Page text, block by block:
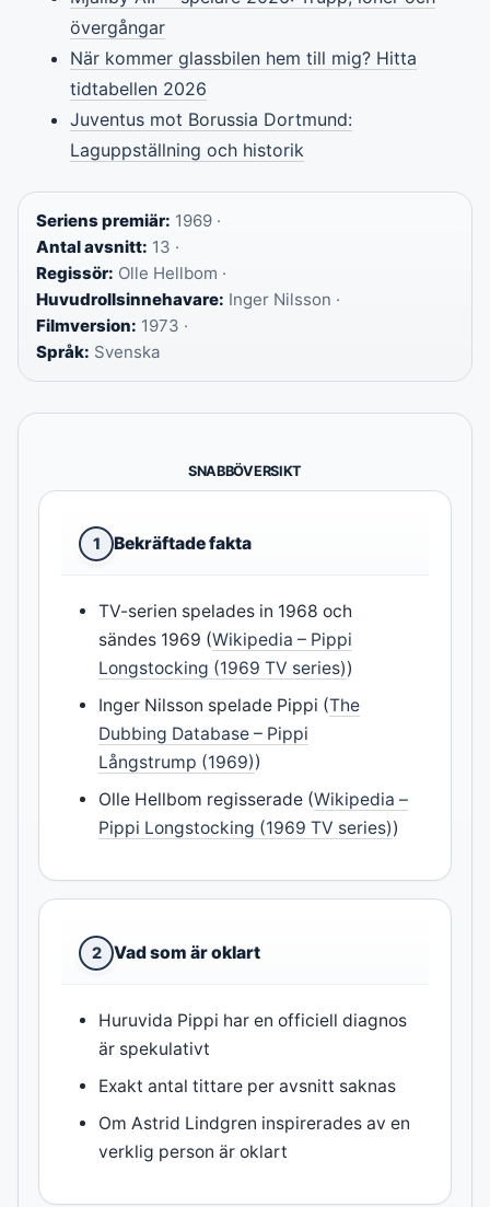
övergångar
När kommer glassbilen hem till mig? Hitta
tidtabellen 2026
Juventus mot Borussia Dortmund:
Laguppställning och historik
Seriens premiär: 1969 ·
Antal avsnitt: 13 ·
Regissör: Olle Hellbom ·
Huvudrollsinnehavare: Inger Nilsson ·
Filmversion: 1973 ·
Språk: Svenska
SNABBÖVERSIKT
1 Bekräftade fakta
TV-serien spelades in 1968 och
sändes 1969 (Wikipedia – Pippi
Longstocking (1969 TV series))
Inger Nilsson spelade Pippi (The
Dubbing Database – Pippi
Långstrump (1969))
Olle Hellbom regisserade (Wikipedia –
Pippi Longstocking (1969 TV series))
2 Vad som är oklart
Huruvida Pippi har en officiell diagnos
är spekulativt
Exakt antal tittare per avsnitt saknas
Om Astrid Lindgren inspirerades av en
verklig person är oklart